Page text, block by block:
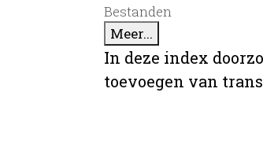
Bestanden
Meer...
In deze index
toevoegen van